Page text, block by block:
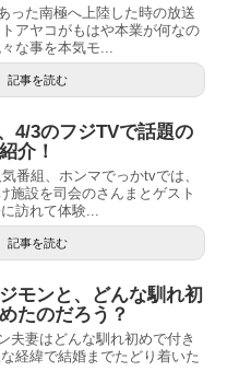
った南極へ上陸した時の放送
アヤコがもはや本業が何なの
な事を本気モ...
記事を読む
4/3のフジTVで話題の
介！
番組、ホンマでっかtvでは、
施設を司会のさんまとゲスト
訪れて体験...
記事を読む
モンと、どんな馴れ初
たのだろう？
夫妻はどんな馴れ初めで付き
経緯で結婚までたどり着いた